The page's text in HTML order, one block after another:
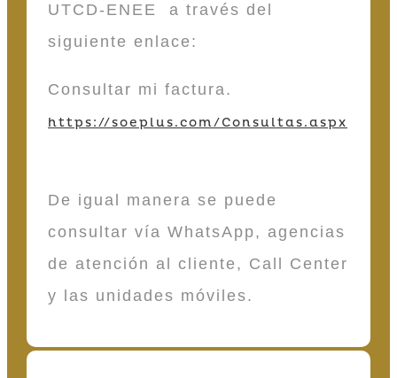
UTCD-ENEE a través del
siguiente enlace:
Consultar mi factura.
https://soeplus.com/Consultas.aspx
De igual manera se puede
consultar vía WhatsApp, agencias
de atención al cliente, Call Center
y las unidades móviles.